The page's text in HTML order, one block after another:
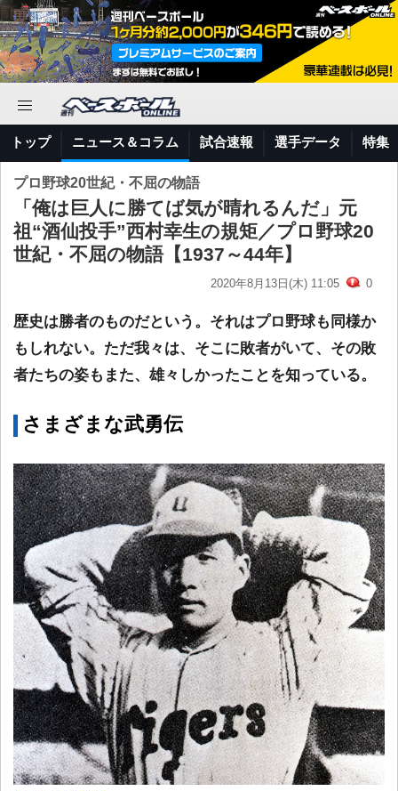
トップ ニュース＆コラム 試合速報 選手データ 特集
プロ野球20世紀・不屈の物語
「俺は巨人に勝てば気が晴れるんだ」元
祖“酒仙投手”西村幸生の規矩／プロ野球20
世紀・不屈の物語【1937～44年】
2020年8月13日(木) 11:05 0
歴史は勝者のものだという。それはプロ野球も同様か
もしれない。ただ我々は、そこに敗者がいて、その敗
者たちの姿もまた、雄々しかったことを知っている。
さまざまな武勇伝